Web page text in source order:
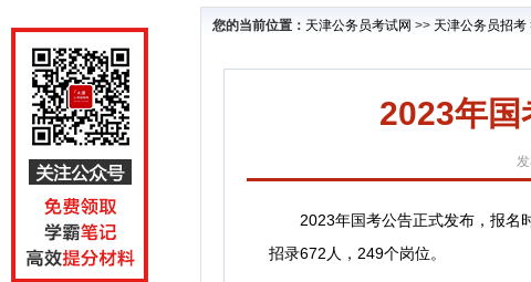
您的当前位置： 天津公务员考试网 >> 天津公务员招考
2023年国
2023年国考公告正式发布，报名
招录672人，249个岗位。